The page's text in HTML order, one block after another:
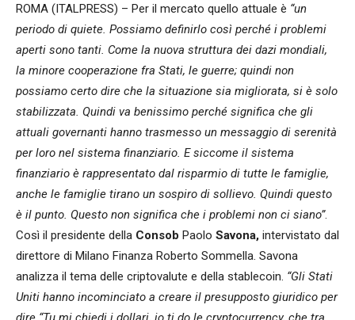
ROMA (ITALPRESS) – Per il mercato quello attuale è “un
periodo di quiete. Possiamo definirlo così perché i problemi
aperti sono tanti. Come la nuova struttura dei dazi mondiali,
la minore cooperazione fra Stati, le guerre; quindi non
possiamo certo dire che la situazione sia migliorata, si è solo
stabilizzata. Quindi va benissimo perché significa che gli
attuali governanti hanno trasmesso un messaggio di serenità
per loro nel sistema finanziario. E siccome il sistema
finanziario è rappresentato dal risparmio di tutte le famiglie,
anche le famiglie tirano un sospiro di sollievo. Quindi questo
è il punto. Questo non significa che i problemi non ci siano”.
Così il presidente della Consob Paolo Savona, intervistato dal
direttore di Milano Finanza Roberto Sommella. Savona
analizza il tema delle criptovalute e della stablecoin. “Gli Stati
Uniti hanno incominciato a creare il presupposto giuridico per